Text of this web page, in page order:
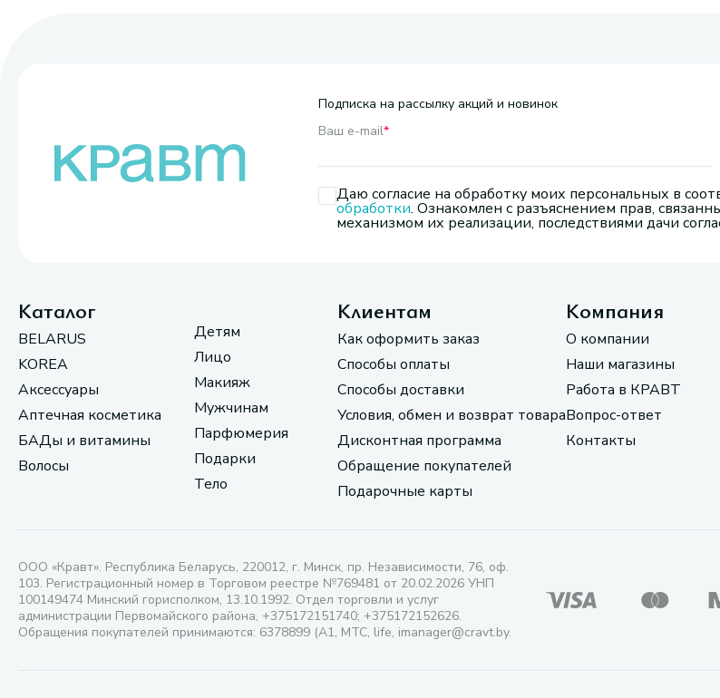
Подписка на рассылку акций и новинок
Ваш e-mail*
Даю согласие на обработку моих персональных в
обработки. Ознакомлен с разъяснением прав,
механизмом их реализации, последствиями дачи
Каталог
BELARUS
KOREA
Аксессуары
Аптечная косметика
БАДы и витамины
Волосы
Детям
Лицо
Макияж
Мужчинам
Парфюмерия
Подарки
Тело
Клиентам
Как оформить заказ
Способы оплаты
Способы доставки
Условия, обмен и возврат товара
Дисконтная программа
Обращение покупателей
Подарочные карты
Компания
О компании
Наши магазины
Работа в КРАВТ
Вопрос-ответ
Контакты
ООО «Кравт». Республика Беларусь, 220012, г. Минск, пр. Независимости, 76, оф.
103. Регистрационный номер в Торговом реестре №769481 от 20.02.2026 УНП
100149474 Минский горисполком, 13.10.1992. Отдел торговли и услуг
администрации Первомайского района, +375172151740; +375172152626.
Обращения покупателей принимаются: 6378899 (А1, МТС, life, imanager@cravt.by.